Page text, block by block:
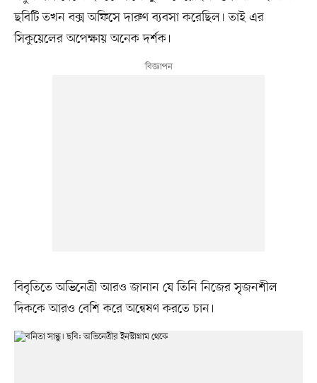
ছবিটি তখন বক্স অফিসে দারুণ ব্যবসা করেছিল। তাই এর
সিকুয়েলের অপেক্ষায় অনেক দর্শক।
বিবৃতিতে অভিনেত্রী আরও জানান যে তিনি নিজের সৃজনশীল
দিককে আরও বেশি করে অন্বেষণ করতে চান।